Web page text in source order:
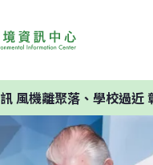
機離聚落、學校過近 彰